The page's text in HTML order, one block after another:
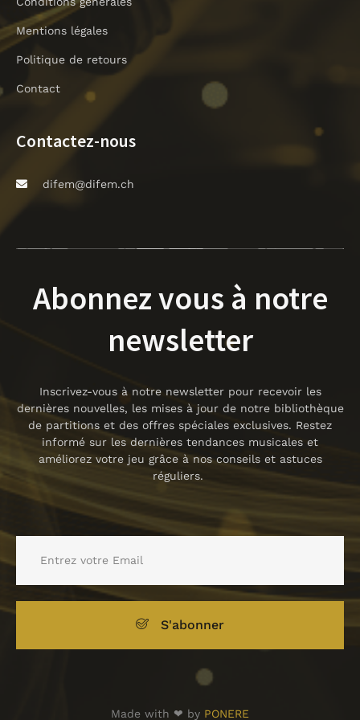
Mentions légales
Politique de retours
Contact
Contactez-nous
difem@difem.ch
Abonnez vous à notre
newsletter
Inscrivez-vous à notre newsletter pour recevoir les
dernières nouvelles, les mises à jour de notre bibliothèque
de partitions et des offres spéciales exclusives. Restez
informé sur les dernières tendances musicales et
améliorez votre jeu grâce à nos conseils et astuces
réguliers.
S'abonner
Made with ❤ by PONERE